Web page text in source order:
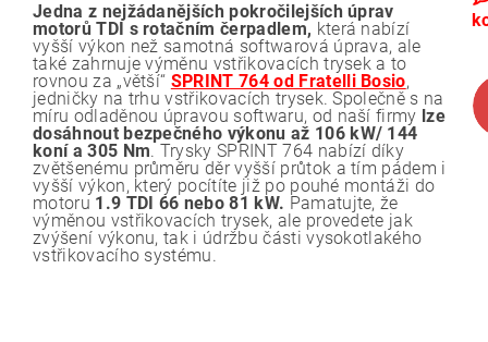
Jedna z nejžádanějších pokročilejších úprav
motorů TDI s rotačním čerpadlem, která nabízí
vyšší výkon než samotná softwarová úprava, ale
také zahrnuje výměnu vstřikovacích trysek a to
rovnou za „větší“ SPRINT 764 od Fratelli Bosio,
jedničky na trhu vstřikovacích trysek. Společně s na
míru odladěnou úpravou softwaru, od naší firmy lze
dosáhnout bezpečného výkonu až 106 kW/ 144
koní a 305 Nm. Trysky SPRINT 764 nabízí díky
zvětšenému průměru děr vyšší průtok a tím pádem i
vyšší výkon, který pocítíte již po pouhé montáži do
motoru 1.9 TDI 66 nebo 81 kW. Pamatujte, že
výměnou vstřikovacích trysek, ale provedete jak
zvýšení výkonu, tak i údržbu části vysokotlakého
vstřikovacího systému.